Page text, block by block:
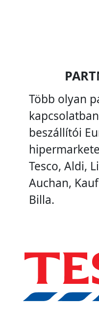
Több olyan
beszállítói
Tesco, Aldi,
Auchan,
Billa.